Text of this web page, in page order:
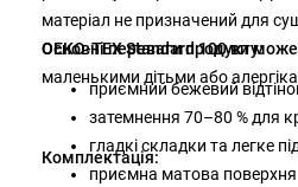
матеріал не призначений для
OEKO-TEX Standard 100 ви
маленькими дітьми або
Основні переваги продукту:
приємний бежевий
затемнення 70–80 % для
гладкі складки та легке
приємна матова поверхня
Комплектація: